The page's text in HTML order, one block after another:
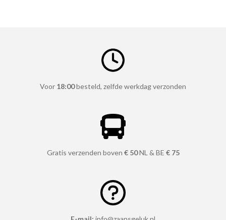
Voor 18:00besteld, zelfde werkdag verzonden
Gratis verzenden boven € 50NL & BE € 75